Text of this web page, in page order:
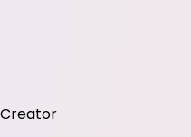
Creator